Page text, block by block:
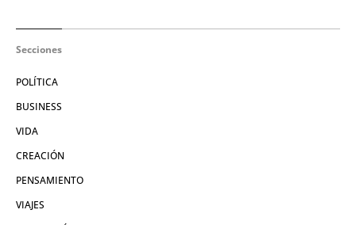
Secciones
POLÍTICA
BUSINESS
VIDA
CREACIÓN
PENSAMIENTO
VIAJES